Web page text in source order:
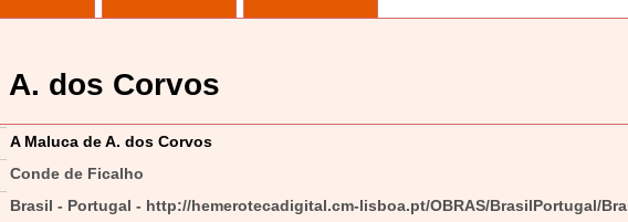
A. dos Corvos
A Maluca de A. dos Corvos
Conde de Ficalho
Brasil - Portugal - http://hemerotecadigital.cm-lisboa.pt/OBRAS/BrasilPortugal/